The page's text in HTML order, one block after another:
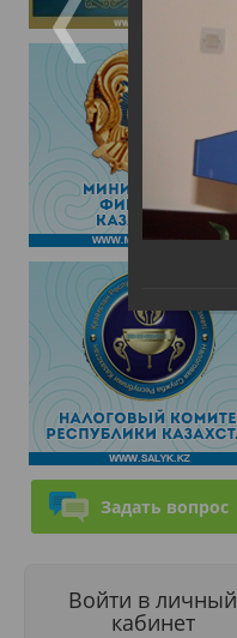
Задать вопрос
Войти в личный
кабинет